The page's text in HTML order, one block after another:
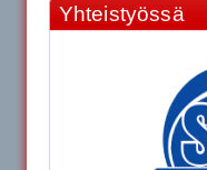
Yhteistyössä